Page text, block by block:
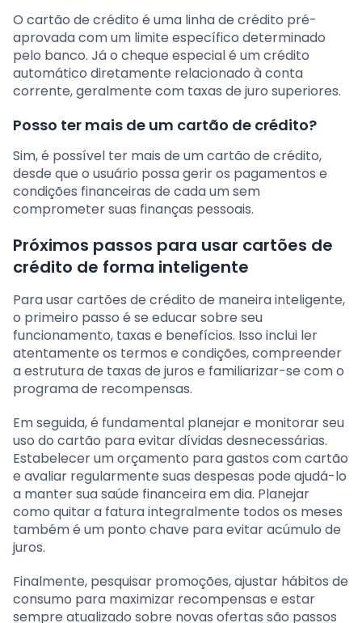
O cartão de crédito é uma linha de crédito pré-
aprovada com um limite específico determinado
pelo banco. Já o cheque especial é um crédito
automático diretamente relacionado à conta
corrente, geralmente com taxas de juro superiores.
Posso ter mais de um cartão de crédito?
Sim, é possível ter mais de um cartão de crédito,
desde que o usuário possa gerir os pagamentos e
condições financeiras de cada um sem
comprometer suas finanças pessoais.
Próximos passos para usar cartões de
crédito de forma inteligente
Para usar cartões de crédito de maneira inteligente,
o primeiro passo é se educar sobre seu
funcionamento, taxas e benefícios. Isso inclui ler
atentamente os termos e condições, compreender
a estrutura de taxas de juros e familiarizar-se com o
programa de recompensas.
Em seguida, é fundamental planejar e monitorar seu
uso do cartão para evitar dívidas desnecessárias.
Estabelecer um orçamento para gastos com cartão
e avaliar regularmente suas despesas pode ajudá-lo
a manter sua saúde financeira em dia. Planejar
como quitar a fatura integralmente todos os meses
também é um ponto chave para evitar acúmulo de
juros.
Finalmente, pesquisar promoções, ajustar hábitos de
consumo para maximizar recompensas e estar
sempre atualizado sobre novas ofertas são passos